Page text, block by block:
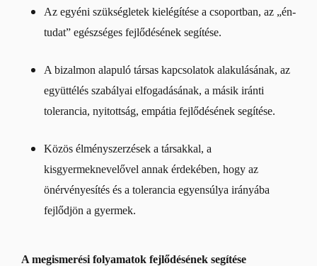
Az egyéni szükségletek kielégítése a csoportban, az „én-
tudat” egészséges fejlődésének segítése.
A bizalmon alapuló társas kapcsolatok alakulásának, az
együttélés szabályai elfogadásának, a másik iránti
tolerancia, nyitottság, empátia fejlődésének segítése.
Közös élményszerzések a társakkal, a
kisgyermeknevelővel annak érdekében, hogy az
önérvényesítés és a tolerancia egyensúlya irányába
fejlődjön a gyermek.
A megismerési folyamatok fejlődésének segítése